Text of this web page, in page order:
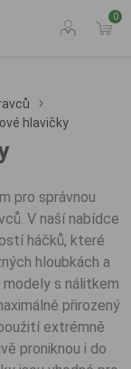
0
hlavičky
pro správnou
V naší nabídce
háčků, které
hloubkách a
s nálitkem
přirozený
extrémně
proniknou i do